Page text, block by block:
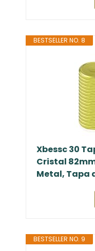
BESTSELLER NO. 8
Xbessc 30
Cristal
Metal, Tapa
BESTSELLER NO. 9